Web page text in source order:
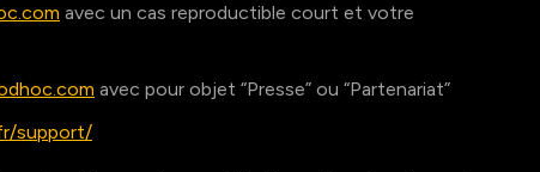
avec un cas reproductible court et votre
avec pour objet “Presse” ou “Partenariat”
support/